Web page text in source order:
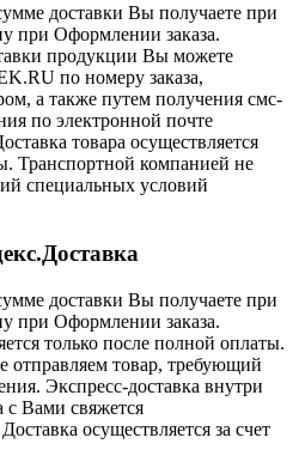
доставки Вы получаете при
при Оформлении заказа.
продукции Вы можете
по номеру заказа,
а также путем получения смс-
по электронной почте
товара осуществляется
Транспортной компанией не
специальных условий
доставки Вы получаете при
при Оформлении заказа.
только после полной оплаты.
отправляем товар, требующий
Экспресс-доставка внутри
с Вами свяжется
осуществляется за счет